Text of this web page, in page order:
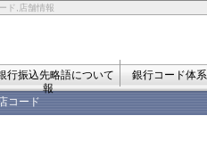
ド,店舗情報
行振込先略語について 銀行コード体
報
コード